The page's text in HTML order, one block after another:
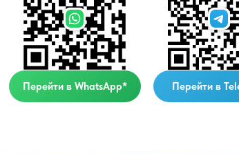
Перейти в WhatsApp* Перейти в